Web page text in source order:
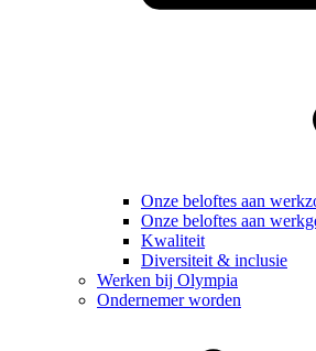
Onze beloftes aan
Onze beloftes aan
Kwaliteit
Diversiteit & inclusie
Werken bij Olympia
Ondernemer worden